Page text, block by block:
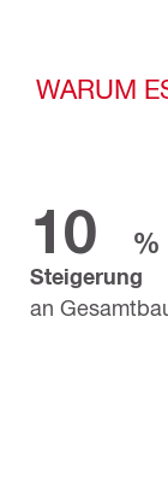
WARUM
10 %
Steigerung
an